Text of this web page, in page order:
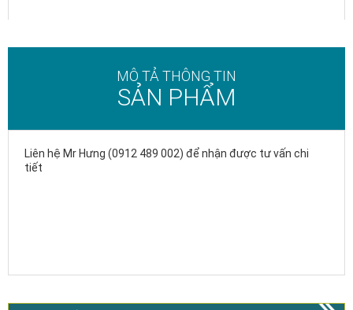
MÔ TẢ THÔNG TIN
SẢN PHẨM
Liên hệ Mr Hưng (0912 489 002) để nhận được tư vấn chi
tiết